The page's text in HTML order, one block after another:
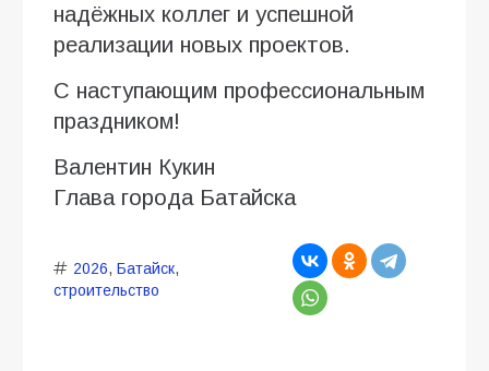
надёжных коллег и успешной
реализации новых проектов.
С наступающим профессиональным
праздником!
Валентин Кукин
Глава города Батайска
2026, Батайск,
строительство